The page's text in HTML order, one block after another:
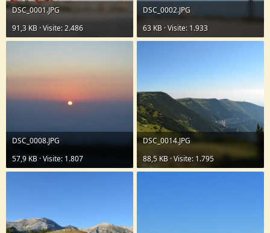
DSC_0001.JPG
91,3 KB · Visite: 2.486
DSC_0002.JPG
63 KB · Visite: 1.933
DSC_0008.JPG
57,9 KB · Visite: 1.807
DSC_0014.JPG
88,5 KB · Visite: 1.795